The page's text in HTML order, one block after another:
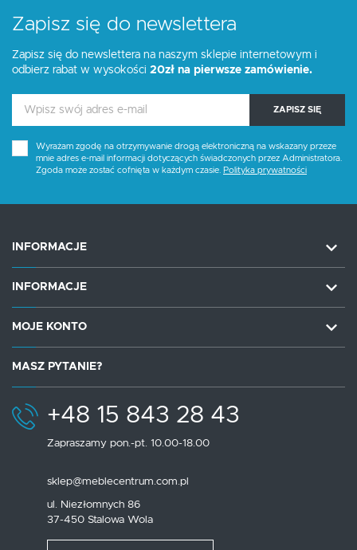
Zapisz się do newslettera
Zapisz się do newslettera na naszym sklepie internetowym i
odbierz rabat w wysokości 20zł na pierwsze zamówienie.
ZAPISZ SIĘ
Wyrażam zgodę na otrzymywanie drogą elektroniczną na wskazany przeze
mnie adres e-mail informacji dotyczących świadczonych przez Administratora.
Zgoda może zostać cofnięta w każdym czasie. Polityka prywatności
INFORMACJE
INFORMACJE
MOJE KONTO
MASZ PYTANIE?
+48 15 843 28 43
Zapraszamy pon.-pt. 10.00-18.00
sklep@meblecentrum.com.pl
ul. Niezłomnych 86
37-450 Stalowa Wola